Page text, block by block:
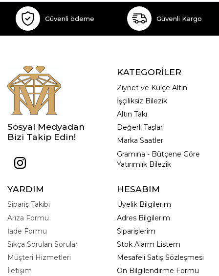
Güvenli ödeme Güvenli Kargo
Sosyal Medyadan
Bizi Takip Edin!
KATEGORİLER
Ziynet ve Külçe Altın
İşçiliksiz Bilezik
Altın Takı
Değerli Taşlar
Marka Saatler
Gramına - Bütçene Göre
Yatırımlık Bilezik
YARDIM
Sipariş Takibi
Arıza Formu
İade Formu
Sıkça Sorulan Sorular
Müşteri Hizmetleri
İletişim
HESABIM
Üyelik Bilgilerim
Adres Bilgilerim
Siparişlerim
Stok Alarm Listem
Mesafeli Satış Sözleşmesi
Ön Bilgilendirme Formu